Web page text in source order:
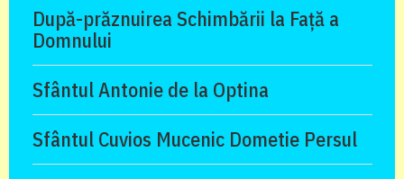
După-prăznuirea Schimbării la Față a
Domnului
Sfântul Antonie de la Optina
Sfântul Cuvios Mucenic Dometie Persul